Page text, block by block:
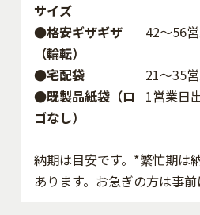
サイズ
●格安ギザギザ
（輪転）
42〜56
●宅配袋
21～35
●既製品紙袋（ロ
ゴなし）
1営業日
納期は目安です。*繁忙期は
あります。お急ぎの方は事前